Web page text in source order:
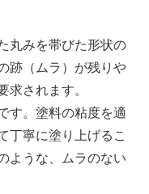
丸みを帯びた形状の
跡（ムラ）が残りや
求されます。
す。塗料の粘度を適
丁寧に塗り上げるこ
ような、ムラのない